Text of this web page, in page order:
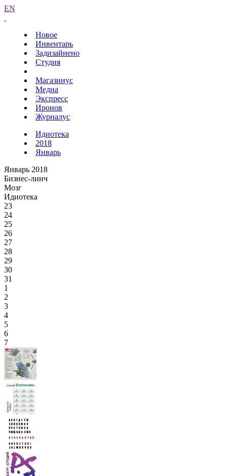
EN
Новое
Инвентарь
Задизайнено
Студия
Магазинус
Медиа
Экспресс
Иронов
Журналус
Идиотека
2018
Январь
Январь 2018
Бизнес-линч
Мозг
Идиотека
23
24
25
26
27
28
29
30
31
1
2
3
4
5
6
7